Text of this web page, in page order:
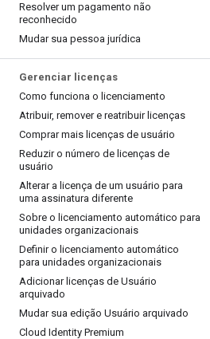
Resolver um pagamento não
reconhecido
Mudar sua pessoa jurídica
Gerenciar licenças
Como funciona o licenciamento
Atribuir, remover e reatribuir licenças
Comprar mais licenças de usuário
Reduzir o número de licenças de
usuário
Alterar a licença de um usuário para
uma assinatura diferente
Sobre o licenciamento automático para
unidades organizacionais
Definir o licenciamento automático
para unidades organizacionais
Adicionar licenças de Usuário
arquivado
Mudar sua edição Usuário arquivado
Cloud Identity Premium